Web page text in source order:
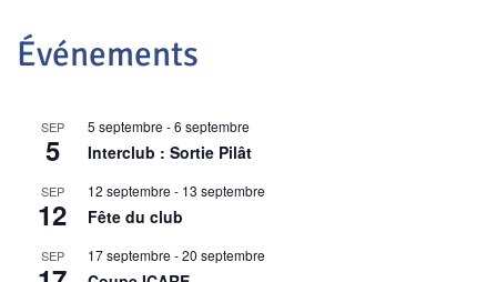
Événements
SEP
5
5 septembre -6 septembre
Interclub : Sortie Pilât
SEP
12
12 septembre - 13 septembre
Fête du club
SEP 17 septembre -20 septembre